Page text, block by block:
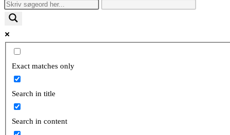
search
Exact matches only
Search in title
Search in content